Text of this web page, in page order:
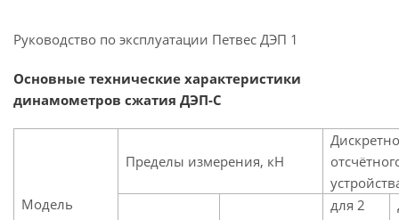
Руководство по эксплуатации Петвес ДЭП 1
Основные технические характеристики
динамометров сжатия ДЭП-С
Модель
Пределы измерения, кН
для 2